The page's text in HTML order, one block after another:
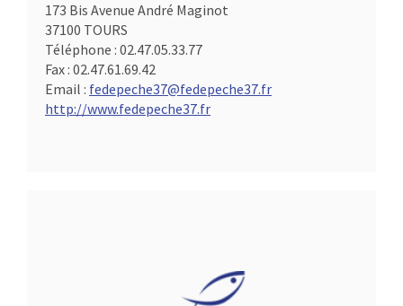
173 Bis Avenue André Maginot
37100 TOURS
Téléphone : 02.47.05.33.77
Fax : 02.47.61.69.42
Email : fedepeche37@fedepeche37.fr
http://www.fedepeche37.fr